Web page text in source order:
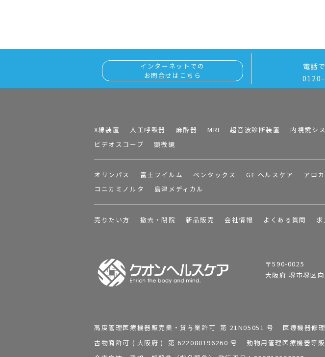
インターネットでの
お問合せはこちら
電話
X線装置 人工呼吸器 麻酔器 MRI 超音波診断装置 内視鏡シ
ビデオスコープ
顕微鏡
オリンパス 富士フイルム ペンタックス GE ヘルスケア アロ
コニカミノルタ
島津メディカル
売りたい方 撤去・閉院 新品販売 会社情報 よくある質問
〒590-0025
大阪府 堺市堺区
高度管理医療機器販売業・貸与業許可 第 21N05051 号 医療機器修
古物商許可 ( 大阪府 ) 第 622080196260 号 動物用管理医療機器等販